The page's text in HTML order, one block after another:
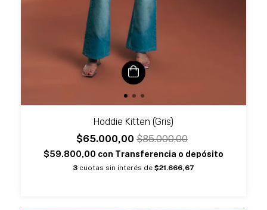
Hoddie Kitten (Gris)
$65.000,00 $85.000,00
$59.800,00 con Transferencia o depósito
3 cuotas sin interés de $21.666,67